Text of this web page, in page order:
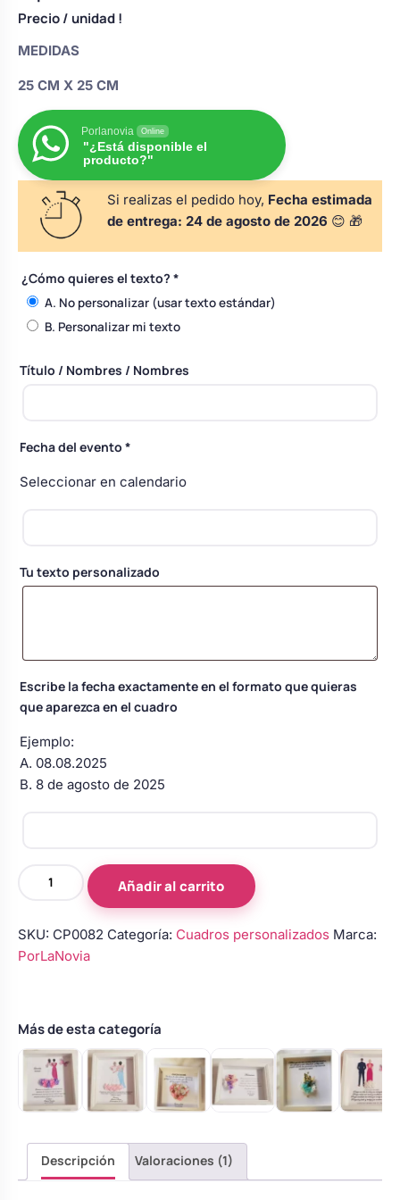
para arras
alianzas
porta alianzas
de boda
y pala tarta
floral coche
Perchas de comunión
Rasca y Gana para Comunión:
Detalles de comunión para invitados
Ver todo
Bolsos personalizados
Neceseres personalizados
Otros regalos
Ver todo
Precio/ unidad !
MEDIDAS
25 CM X 25 CM
Porlanovia Online
"¿Está disponible el
producto?"
Si realizas el pedido hoy, Fecha estimada
de entrega: 24 de agosto de 2026 😊 🎁
¿Cómo quieres el texto? *
A. No personalizar (usar texto estándar)
B. Personalizar mi texto
Título / Nombres / Nombres
Fecha del evento *
Seleccionar en calendario
Tu texto personalizado
Escribe la fecha exactamente en el formato que quieras
que aparezca en el cuadro
Ejemplo:
A. 08.08.2025
B. 8 de agosto de 2025
Cuadro
personalizado
con
flores
Añadir al carrito
SKU: CP0082 Categoría: Cuadros personalizados Marca:
PorLaNovia
Más de esta categoría
Descripción Valoraciones (1)